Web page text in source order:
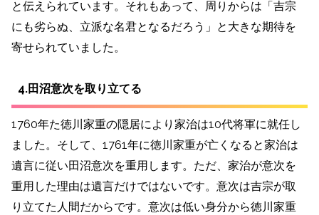
と伝えられています。それもあって、周りからは「吉宗
にも劣らぬ、立派な名君となるだろう」と大きな期待を
寄せられていました。
4.田沼意次を取り立てる
1760年た徳川家重の隠居により家治は10代将軍に就任し
ました。そして、1761年に徳川家重が亡くなると家治は
遺言に従い田沼意次を重用します。ただ、家治が意次を
重用した理由は遺言だけではないです。意次は吉宗が取
り立てた人間だからです。意次は低い身分から徳川家重